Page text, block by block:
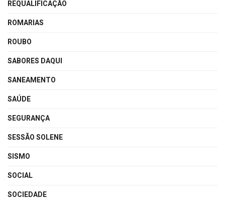
REQUALIFICAÇÃO
ROMARIAS
ROUBO
SABORES DAQUI
SANEAMENTO
SAÚDE
SEGURANÇA
SESSÃO SOLENE
SISMO
SOCIAL
SOCIEDADE